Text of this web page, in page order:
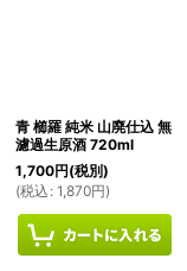
青 櫛羅 純米 山廃仕込 無
濾過生原酒 720ml
1,700円(税別)
(税込 : 1,870円)